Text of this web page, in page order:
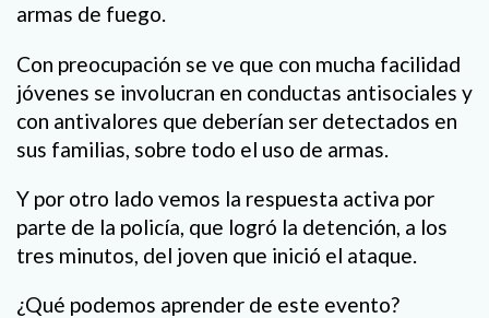
armas de fuego.
Con preocupación se ve que con mucha facilidad
jóvenes se involucran en conductas antisociales y
con antivalores que deberían ser detectados en
sus familias, sobre todo el uso de armas.
Y por otro lado vemos la respuesta activa por
parte de la policía, que logró la detención, a los
tres minutos, del joven que inició el ataque.
¿Qué podemos aprender de este evento?